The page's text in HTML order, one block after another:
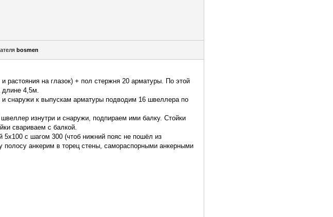
bosmen
растояния на глазок) + пол стержня 20 арматуры. По этой
длине 4,5м.
снаружи к выпускам арматуры подводим 16 швеллера по
изнутри и снаружи, подпираем ими балку. Стойки
свариваем с балкой.
5х100 с шагом 300 (чтоб нижний пояс не пошёл из
полосу анкерим в торец стены, самораспорными анкерными